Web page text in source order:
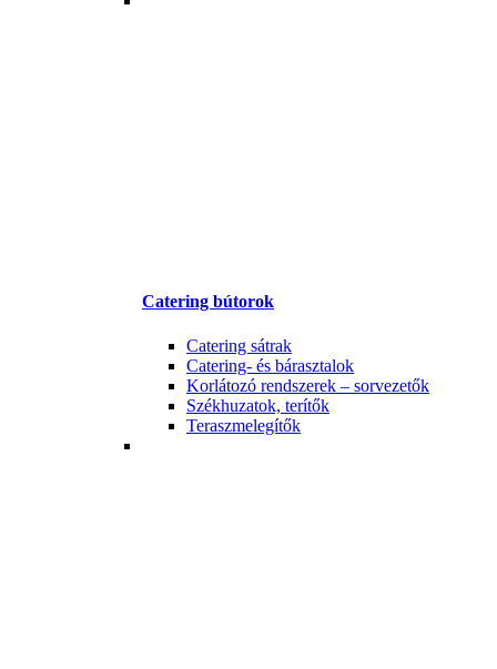
Catering bútorok
Catering sátrak
Catering- és bárasztalok
Korlátozó rendszerek – sorvezetők
Székhuzatok, terítők
Teraszmelegítők